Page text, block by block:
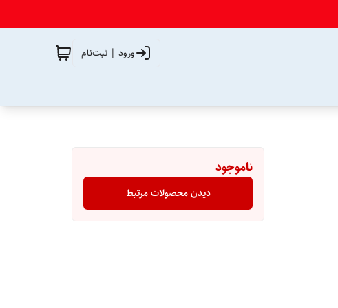
ورود | ثبت‌نام
ناموجود
دیدن محصولات مرتبط